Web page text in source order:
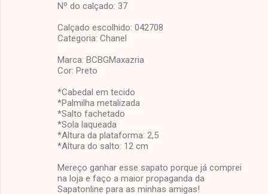
Nº do calçado: 37
Calçado escolhido: 042708
Categoria: Chanel
Marca: BCBGMaxazria
Cor: Preto
*Cabedal em tecido
*Palmilha metalizada
*Salto fachetado
*Sola laqueada
*Altura da plataforma: 2,5
*Altura do salto: 12 cm
Mereço ganhar esse sapato porque já comprei
na loja e faço a maior propaganda da
Sapatonline para as minhas amigas!